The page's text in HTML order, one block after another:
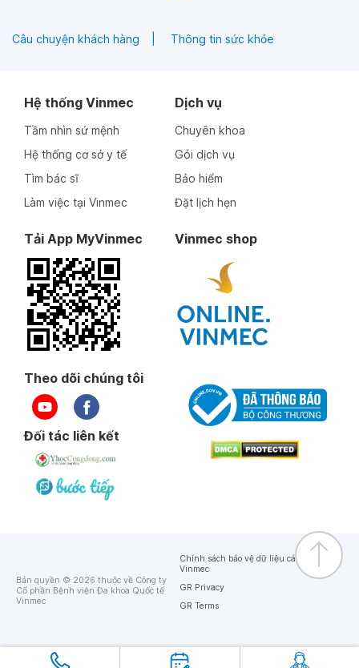
Câu chuyện khách hàng Thông tin sức khỏe
Hệ thống Vinmec
Tầm nhìn sứ mệnh
Hệ thống cơ sở y tế
Tìm bác sĩ
Làm việc tại Vinmec
Dịch vụ
Chuyên khoa
Gói dịch vụ
Bảo hiểm
Đặt lịch hẹn
Tải App MyVinmec Vinmec shop
Theo dõi chúng tôi
Đối tác liên kết
Bản quyền © 2026 thuộc về Công ty
Cổ phần Bệnh viện Đa khoa Quốc tế
Vinmec
Chính sách bảo vệ dữ liệu cá nhân của
Vinmec
GR Privacy
GR Terms